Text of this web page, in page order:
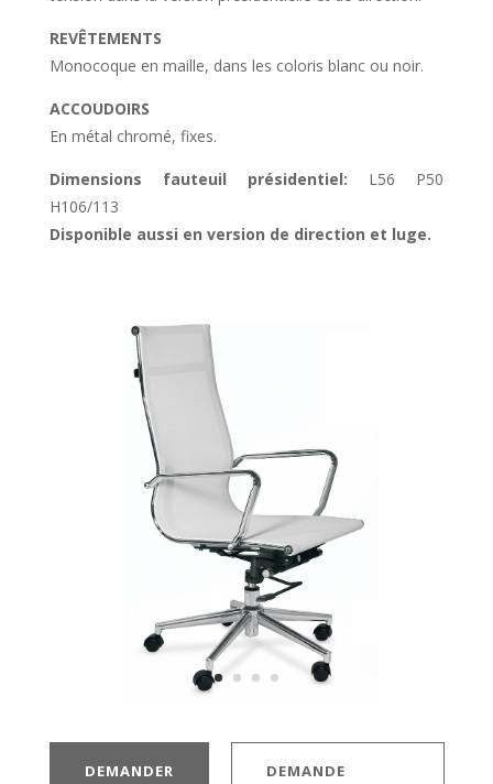
REVÊTEMENTS
Monocoque en maille, dans les coloris blanc ou noir.
ACCOUDOIRS
En métal chromé, fixes.
Dimensions fauteuil présidentiel: L56 P50
H106/113
Disponible aussi en version de direction et luge.
DEMANDER
DEMANDE